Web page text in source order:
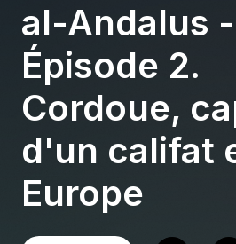
al-Andalus -
Épisode 2.
Cordoue,
d'un califat
Europe